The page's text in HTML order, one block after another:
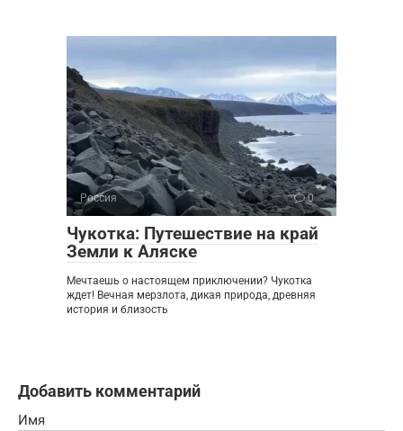
Россия 0
Чукотка: Путешествие на край
Земли к Аляске
Мечтаешь о настоящем приключении? Чукотка
ждет! Вечная мерзлота, дикая природа, древняя
история и близость
Добавить комментарий
Имя